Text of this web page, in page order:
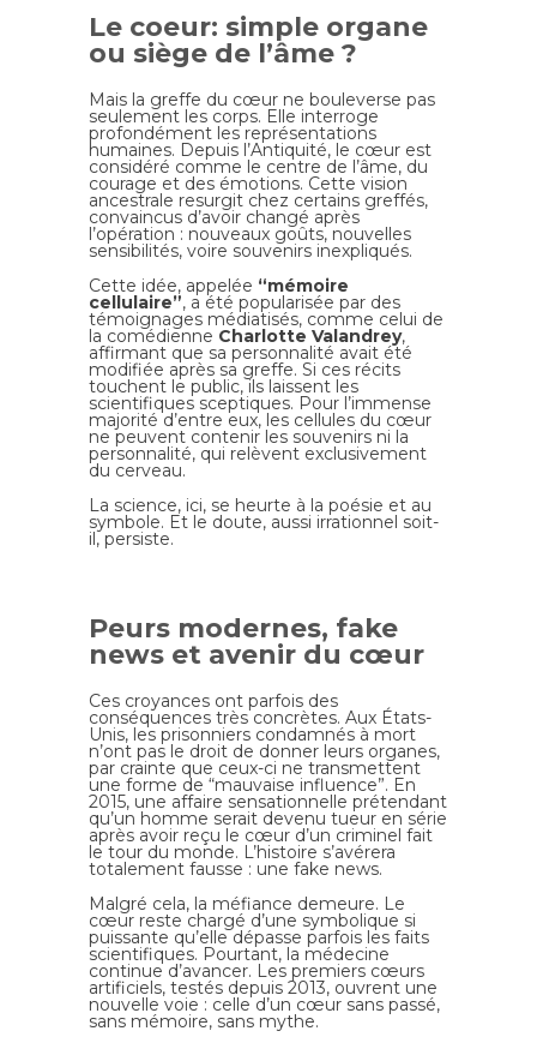
Le coeur: simple organe
ou siège de l’âme ?
Mais la greffe du cœur ne bouleverse pas
seulement les corps. Elle interroge
profondément les représentations
humaines. Depuis l’Antiquité, le cœur est
considéré comme le centre de l’âme, du
courage et des émotions. Cette vision
ancestrale resurgit chez certains greffés,
convaincus d’avoir changé après
l’opération : nouveaux goûts, nouvelles
sensibilités, voire souvenirs inexpliqués.
Cette idée, appelée “mémoire
cellulaire”, a été popularisée par des
témoignages médiatisés, comme celui de
la comédienne Charlotte Valandrey,
affirmant que sa personnalité avait été
modifiée après sa greffe. Si ces récits
touchent le public, ils laissent les
scientifiques sceptiques. Pour l’immense
majorité d’entre eux, les cellules du cœur
ne peuvent contenir les souvenirs ni la
personnalité, qui relèvent exclusivement
du cerveau.
La science, ici, se heurte à la poésie et au
symbole. Et le doute, aussi irrationnel soit-
il, persiste.
Peurs modernes, fake
news et avenir du cœur
Ces croyances ont parfois des
conséquences très concrètes. Aux États-
Unis, les prisonniers condamnés à mort
n’ont pas le droit de donner leurs organes,
par crainte que ceux-ci ne transmettent
une forme de “mauvaise influence”. En
2015, une affaire sensationnelle prétendant
qu’un homme serait devenu tueur en série
après avoir reçu le cœur d’un criminel fait
le tour du monde. L’histoire s’avérera
totalement fausse : une fake news.
Malgré cela, la méfiance demeure. Le
cœur reste chargé d’une symbolique si
puissante qu’elle dépasse parfois les faits
scientifiques. Pourtant, la médecine
continue d’avancer. Les premiers cœurs
artificiels, testés depuis 2013, ouvrent une
nouvelle voie : celle d’un cœur sans passé,
sans mémoire, sans mythe.